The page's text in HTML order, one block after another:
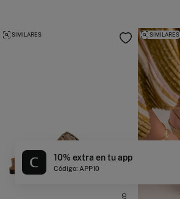
SIMILARES SIMILARES
10% extra en tu app
Código: APP10